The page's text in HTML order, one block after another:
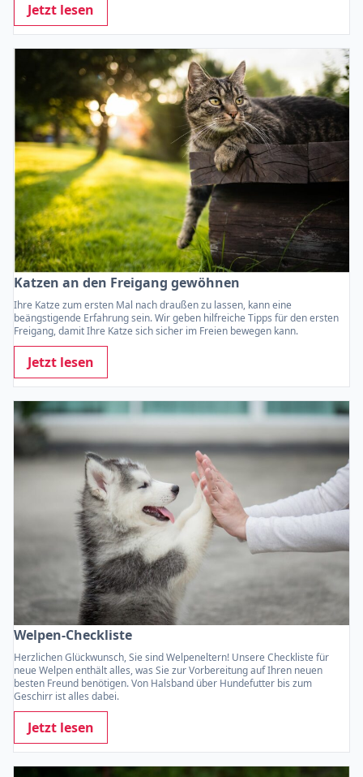
Jetzt lesen
Katzen an den Freigang gewöhnen
Ihre Katze zum ersten Mal nach draußen zu lassen, kann eine
beängstigende Erfahrung sein. Wir geben hilfreiche Tipps für den ersten
Freigang, damit Ihre Katze sich sicher im Freien bewegen kann.
Jetzt lesen
Welpen-Checkliste
Herzlichen Glückwunsch, Sie sind Welpeneltern! Unsere Checkliste für
neue Welpen enthält alles, was Sie zur Vorbereitung auf Ihren neuen
besten Freund benötigen. Von Halsband über Hundefutter bis zum
Geschirr ist alles dabei.
Jetzt lesen